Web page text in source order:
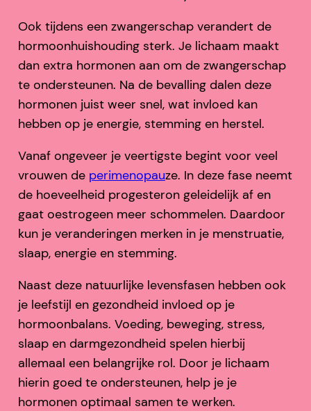
Ook tijdens een zwangerschap verandert de
hormoonhuishouding sterk. Je lichaam maakt
dan extra hormonen aan om de zwangerschap
te ondersteunen. Na de bevalling dalen deze
hormonen juist weer snel, wat invloed kan
hebben op je energie, stemming en herstel.
Vanaf ongeveer je veertigste begint voor veel
vrouwen de perimenopauze. In deze fase neemt
de hoeveelheid progesteron geleidelijk af en
gaat oestrogeen meer schommelen. Daardoor
kun je veranderingen merken in je menstruatie,
slaap, energie en stemming.
Naast deze natuurlijke levensfasen hebben ook
je leefstijl en gezondheid invloed op je
hormoonbalans. Voeding, beweging, stress,
slaap en darmgezondheid spelen hierbij
allemaal een belangrijke rol. Door je lichaam
hierin goed te ondersteunen, help je je
hormonen optimaal samen te werken.